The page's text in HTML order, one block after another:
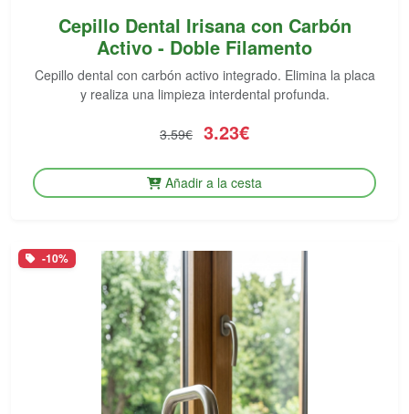
Cepillo Dental Irisana con Carbón
Activo - Doble Filamento
Cepillo dental con carbón activo integrado. Elimina la placa
y realiza una limpieza interdental profunda.
3.59€ 3.23€
Añadir a la cesta
-10%